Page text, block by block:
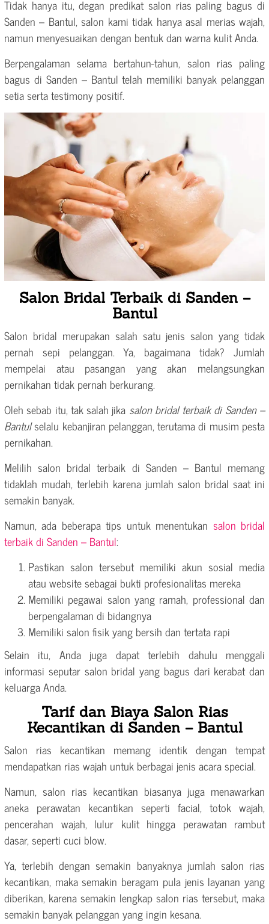
Tidak hanya itu, degan predikat salon rias paling bagus di
Sanden – Bantul, salon kami tidak hanya asal merias wajah,
namun menyesuaikan dengan bentuk dan warna kulit Anda.
Berpengalaman selama bertahun-tahun, salon rias paling
bagus di Sanden – Bantul telah memiliki banyak pelanggan
setia serta testimony positif.
Salon Bridal Terbaik di Sanden –
Bantul
Salon bridal merupakan salah satu jenis salon yang tidak
pernah sepi pelanggan. Ya, bagaimana tidak? Jumlah
mempelai atau pasangan yang akan melangsungkan
pernikahan tidak pernah berkurang.
Oleh sebab itu, tak salah jika salon bridal terbaik di Sanden –
Bantulselalu kebanjiran pelanggan, terutama di musim pesta
pernikahan.
Melilih salon bridal terbaik di Sanden – Bantul memang
tidaklah mudah, terlebih karena jumlah salon bridal saat ini
semakin banyak.
Namun, ada beberapa tips untuk menentukan salon bridal
terbaik di Sanden – Bantul:
Pastikan salon tersebut memiliki akun sosial media
atau website sebagai bukti profesionalitas mereka
Memiliki pegawai salon yang ramah, professional dan
berpengalaman di bidangnya
Memiliki salon fisik yang bersih dan tertata rapi
Selain itu, Anda juga dapat terlebih dahulu menggali
informasi seputar salon bridal yang bagus dari kerabat dan
keluarga Anda.
Tarif dan Biaya Salon Rias
Kecantikan di Sanden – Bantul
Salon rias kecantikan memang identik dengan tempat
mendapatkan rias wajah untuk berbagai jenis acara special.
Namun, salon rias kecantikan biasanya juga menawarkan
aneka perawatan kecantikan seperti facial, totok wajah,
pencerahan wajah, lulur kulit hingga perawatan rambut
dasar, seperti cuci blow.
Ya, terlebih dengan semakin banyaknya jumlah salon rias
kecantikan, maka semakin beragam pula jenis layanan yang
diberikan, karena semakin lengkap salon rias tersebut, maka
semakin banyak pelanggan yang ingin kesana.